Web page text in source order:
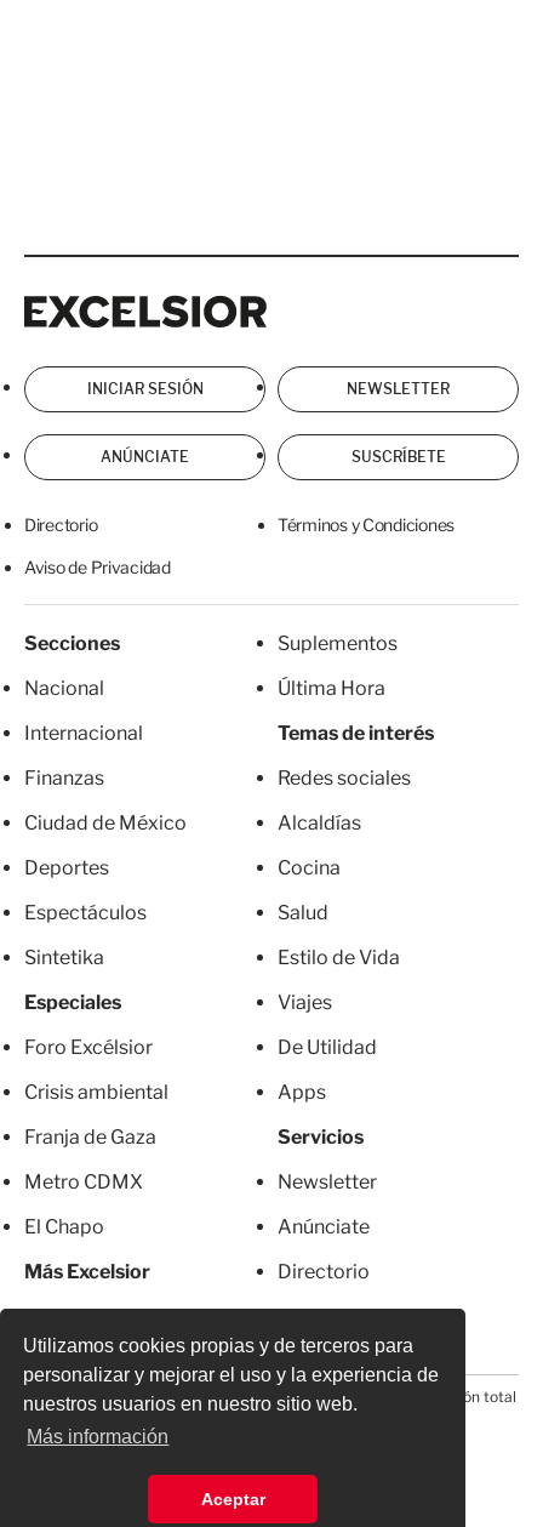
Utilizamos cookies propias y de terceros para
personalizar y mejorar el uso y la experiencia de
nuestros usuarios en nuestro sitio web.
Más información
Aceptar
INICIAR SESIÓN NEWSLETTER
ANÚNCIATE SUSCRÍBETE
Directorio Términos y Condiciones
Aviso de Privacidad
Secciones
Nacional
Internacional
Finanzas
Ciudad de México
Deportes
Espectáculos
Sintetika
Especiales
Foro Excélsior
Crisis ambiental
Franja de Gaza
Metro CDMX
El Chapo
Más Excelsior
Mujeres
Suplementos
Última Hora
Temas de interés
Redes sociales
Alcaldías
Cocina
Salud
Estilo de Vida
Viajes
De Utilidad
Apps
Servicios
Newsletter
Anúnciate
Directorio
Suscripciones
© 2026 Todos los derechos reservados. Prohibida la reproducción total
o parcial, incluyendo cualquier medio electrónico*